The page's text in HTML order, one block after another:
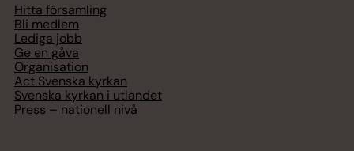
Hitta församling
Bli medlem
Lediga jobb
Ge en gåva
Organisation
Act Svenska kyrkan
Svenska kyrkan i utlandet
Press – nationell nivå